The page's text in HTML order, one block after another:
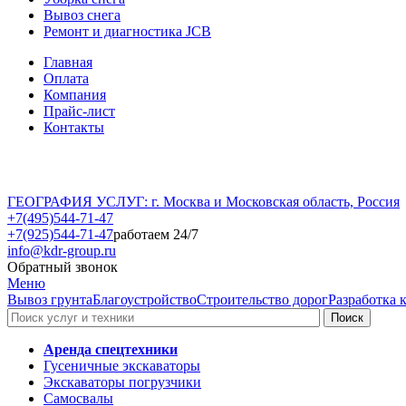
Вывоз снега
Ремонт и диагностика JCB
Главная
Оплата
Компания
Прайс-лист
Контакты
ГЕОГРАФИЯ УСЛУГ: г. Москва и Московская область, Россия
+7(495)544-71-47
+7(925)544-71-47работаем 24/7
info@kdr-group.ru
Обратный звонок
Меню
Вывоз грунтаБлагоустройствоСтроительство дорогРазработка
Аренда спецтехники
Гусеничные экскаваторы
Экскаваторы погрузчики
Самосвалы